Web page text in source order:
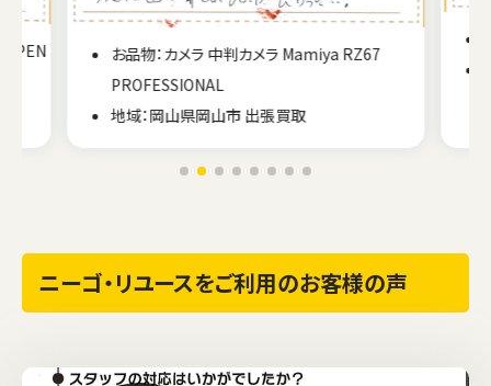
ニーゴ・リユースをご利用のお客様の声